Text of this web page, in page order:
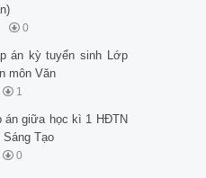
0
án kỳ tuyển sinh Lớp
môn Văn
1
án giữa học kì 1 HĐTN
Tạo
0